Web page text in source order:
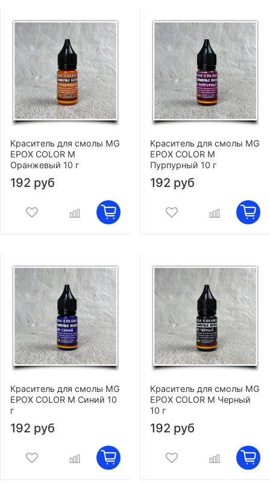
Краситель для смолы MG
EPOX COLOR M
Оранжевый 10 г
192 руб
Краситель для смолы MG
EPOX COLOR M
Пурпурный 10 г
192 руб
Краситель для смолы MG
EPOX COLOR M Синий 10
г
192 руб
Краситель для смолы MG
EPOX COLOR M Черный
10 г
192 руб